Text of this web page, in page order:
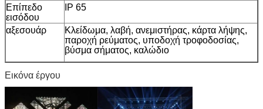
Επίπεδο
εισόδου
IP 65
αξεσουάρ
Κλείδωμα, λαβή, ανεμιστήρας, κάρτα λήψης,
παροχή ρεύματος, υποδοχή τροφοδοσίας,
βύσμα σήματος, καλώδιο
Εικόνα έργου